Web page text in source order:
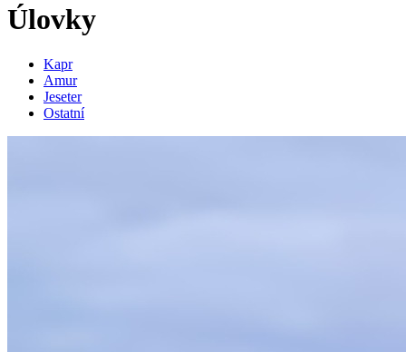
Úlovky
Kapr
Amur
Jeseter
Ostatní